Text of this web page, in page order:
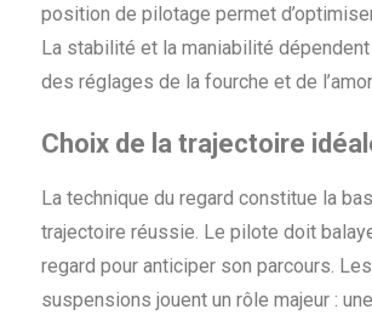
position de pilotage permet
La stabilité et la maniabilité
des réglages de la fourche et de
Choix de la trajectoire
La technique du regard constitue la
trajectoire réussie. Le pilote doit
regard pour anticiper son parcours.
suspensions jouent un rôle majeur :